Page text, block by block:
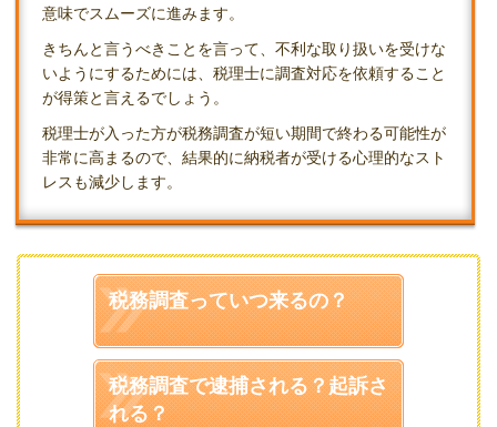
意味でスムーズに進みます。
きちんと言うべきことを言って、不利な取り扱いを受けな
いようにするためには、税理士に調査対応を依頼すること
が得策と言えるでしょう。
税理士が入った方が税務調査が短い期間で終わる可能性が
非常に高まるので、結果的に納税者が受ける心理的なスト
レスも減少します。
税務調査っていつ来るの？
税務調査で逮捕される？起訴さ
れる？